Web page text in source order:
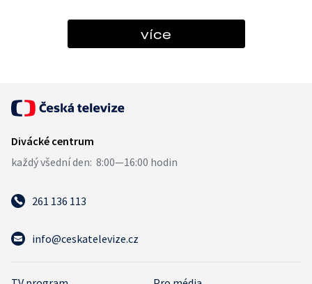
více
261 136 113
info@ceskatelevize.cz